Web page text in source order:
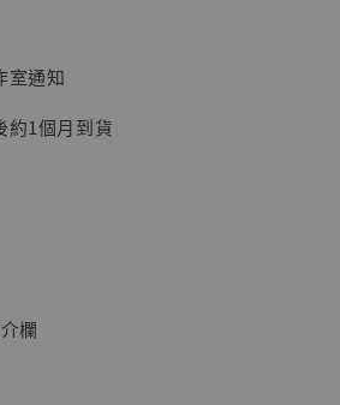
海賊王 系列蒐藏雕像 布魯克達
室通知
約1個月到貨
欄